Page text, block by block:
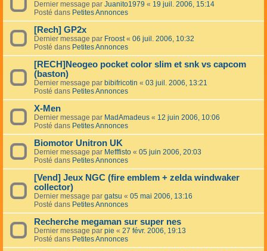
Dernier message par Juanito1979 « 19 juil. 2006, 15:14
Posté dans Petites Annonces
[Rech] GP2x
Dernier message par Froost« 06 juil. 2006, 10:32
Posté dans Petites Annonces
[RECH]Neogeo pocket color slim et snk vs capcom
(baston)
Dernier message par bibifricotin « 03 juil. 2006, 13:21
Posté dans Petites Annonces
X-Men
Dernier message par MadAmadeus « 12 juin 2006, 10:06
Posté dans Petites Annonces
Biomotor Unitron UK
Dernier message par Mefffisto « 05 juin 2006, 20:03
Posté dans Petites Annonces
[Vend] Jeux NGC (fire emblem + zelda windwaker
collector)
Dernier message par gatsu « 05 mai 2006, 13:16
Posté dans Petites Annonces
Recherche megaman sur super nes
Dernier message par pie « 27 févr. 2006, 19:13
Posté dans Petites Annonces